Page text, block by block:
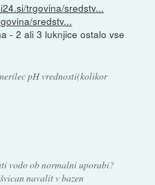
trgovina/sredstv...
sredstv...
- 2 ali 3 luknjice ostalo vse
pH vrednosti(kolikor
vodo ob normalni uporabi?
navalit v bazen